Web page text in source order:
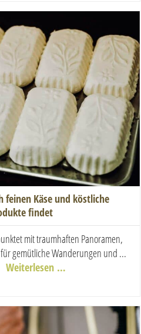
feinen Käse und köstliche
findet
mit traumhaften Panoramen,
gemütliche Wanderungen und ...
Weiterlesen …